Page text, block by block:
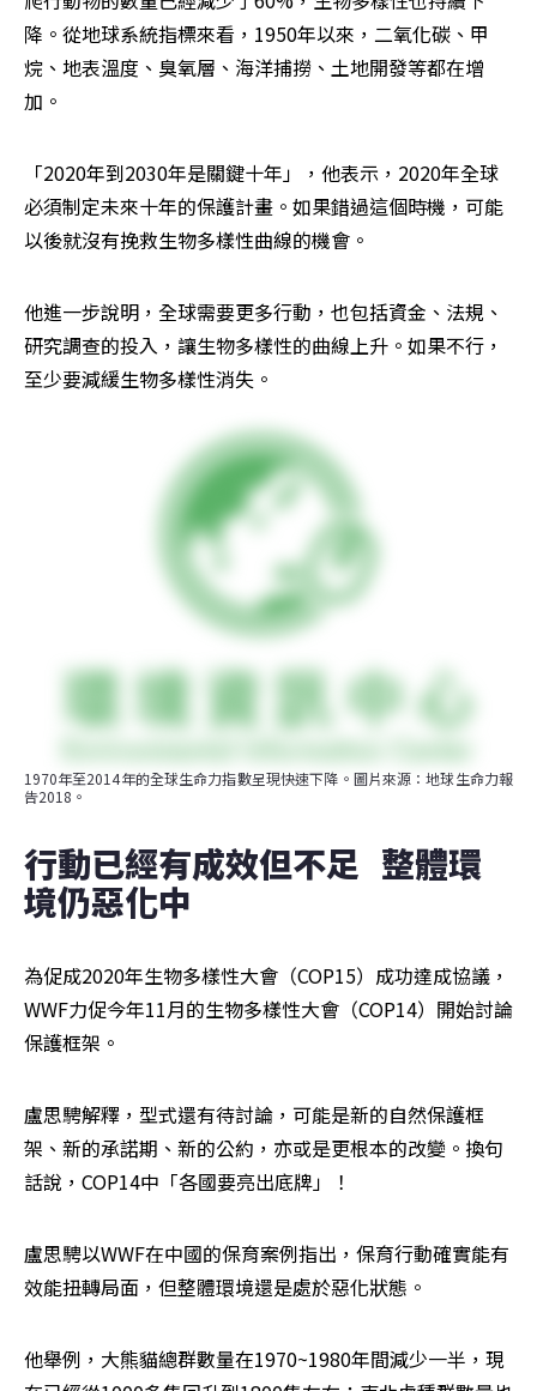
降。從地球系統指標來看，1950年以來，二氧化碳、甲
烷、地表溫度、臭氧層、海洋捕撈、土地開發等都在增
加。
「2020年到2030年是關鍵十年」，他表示，2020年全球
必須制定未來十年的保護計畫。如果錯過這個時機，可能
以後就沒有挽救生物多樣性曲線的機會。
他進一步說明，全球需要更多行動，也包括資金、法規、
研究調查的投入，讓生物多樣性的曲線上升。如果不行，
至少要減緩生物多樣性消失。
1970年至2014年的全球生命力指數呈現快速下降。圖片來源：地球生命力報
告2018。
行動已經有成效但不足   整體環
境仍惡化中
為促成2020年生物多樣性大會（COP15）成功達成協議，
WWF力促今年11月的生物多樣性大會（COP14）開始討論
保護框架。
盧思騁解釋，型式還有待討論，可能是新的自然保護框
架、新的承諾期、新的公約，亦或是更根本的改變。換句
話說，COP14中「各國要亮出底牌」！
盧思騁以WWF在中國的保育案例指出，保育行動確實能有
效能扭轉局面，但整體環境還是處於惡化狀態。
他舉例，大熊貓總群數量在1970~1980年間減少一半，現